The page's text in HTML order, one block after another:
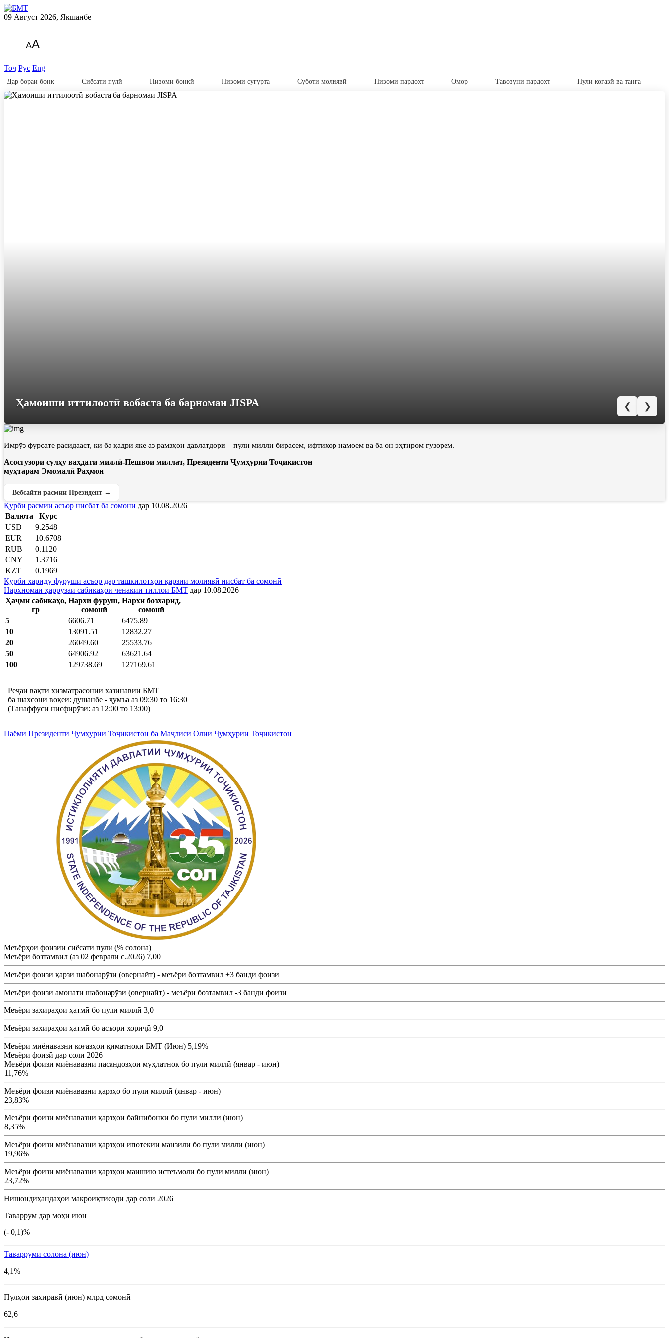
09 Август 2026, Якшанбе
AA
Тоҷ Рус Eng
Дар бораи бонк Сиёсати пулӣ Низоми бонкӣ Низоми суғурта Суботи молиявӣ Низоми пардохт Омор Тавозуни пардохт Пули коғазӣ ва танга
Ҳамоиши иттилоотӣ вобаста ба барномаи JISPA ❮ ❯
Имрӯз фурсате расидааст, ки ба қадри яке аз рамзҳои давлатдорӣ – пули миллӣ бирасем, ифтихор намоем ва ба он эҳтиром гузорем.
Асосгузори сулҳу ваҳдати миллӣ-Пешвои миллат, Президенти Ҷумҳурии Тоҷикистон
муҳтарам Эмомалӣ Раҳмон
Вебсайти расмии Президент →
Қурби расмии асъор нисбат ба сомонӣ дар 10.08.2026
Валюта
Курс
USD
9.2548
EUR
10.6708
RUB
0.1120
CNY
1.3716
KZT
0.1969
Қурби хариду фурӯши асъор дар ташкилотҳои қарзии молиявӣ нисбат ба сомонӣ
Нархномаи ҳаррӯзаи сабикаҳои ченакии тиллои БМТ дар 10.08.2026
Ҳаҷми сабикаҳо,
гр
Нархи фуруш,
сомонӣ
Нархи бозхарид,
сомонӣ
5
6606.71
6475.89
10
13091.51
12832.27
20
26049.60
25533.76
50
64906.92
63621.64
100
129738.69 127169.61
Реҷаи вақти хизматрасонии хазинавии БМТ
ба шахсони воқеӣ: душанбе - ҷумъа аз 09:30 то 16:30
(Танаффуси нисфирӯзӣ: аз 12:00 то 13:00)
Паёми Президенти Ҷумҳурии Тоҷикистон ба Маҷлиси Олии Ҷумҳурии Тоҷикистон
Меъёрҳои фоизии сиёсати пулӣ (% солона)
Меъёри бозтамвил (аз 02 феврали с.2026) 7,00
Меъёри фоизи қарзи шабонарӯзӣ (овернайт) - меъёри бозтамвил +3 банди фоизӣ
Меъёри фоизи амонати шабонарӯзӣ (овернайт) - меъёри бозтамвил -3 банди фоизӣ
Меъёри захираҳои ҳатмӣ бо пули миллӣ 3,0
Меъёри захираҳои ҳатмӣ бо асъори хориҷӣ 9,0
Меъёри миёнавазни коғазҳои қиматноки БМТ (Июн) 5,19%
Меъёри фоизӣ дар соли 2026
Меъёри фоизи миёнавазни пасандозҳои муҳлатнок бо пули миллӣ (январ - июн)
11,76%
Меъёри фоизи миёнавазни қарзҳо бо пули миллӣ (январ - июн)
23,83%
Меъёри фоизи миёнавазни қарзҳои байнибонкӣ бо пули миллӣ (июн)
8,35%
Меъёри фоизи миёнавазни қарзҳои ипотекии манзилӣ бо пули миллӣ (июн)
19,96%
Меъёри фоизи миёнавазни қарзҳои маишию истеъмолӣ бо пули миллӣ (июн)
23,72%
Нишондиҳандаҳои макроиқтисодӣ дар соли 2026
Таваррум дар моҳи июн
(- 0,1)%
Таварруми солона (июн)
4,1%
Пулҳои захиравӣ (июн) млрд сомонӣ
62,6